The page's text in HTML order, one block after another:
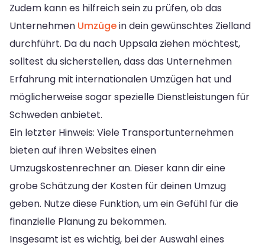
Zudem kann es hilfreich sein zu prüfen, ob das
Unternehmen Umzügein dein gewünschtes Zielland
durchführt. Da du nach Uppsala ziehen möchtest,
solltest du sicherstellen, dass das Unternehmen
Erfahrung mit internationalen Umzügen hat und
möglicherweise sogar spezielle Dienstleistungen für
Schweden anbietet.
Ein letzter Hinweis: Viele Transportunternehmen
bieten auf ihren Websites einen
Umzugskostenrechner an. Dieser kann dir eine
grobe Schätzung der Kosten für deinen Umzug
geben. Nutze diese Funktion, um ein Gefühl für die
finanzielle Planung zu bekommen.
Insgesamt ist es wichtig, bei der Auswahl eines